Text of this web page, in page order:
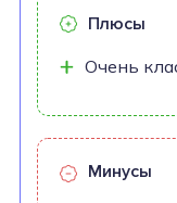
Плюсы
Очень
Минусы